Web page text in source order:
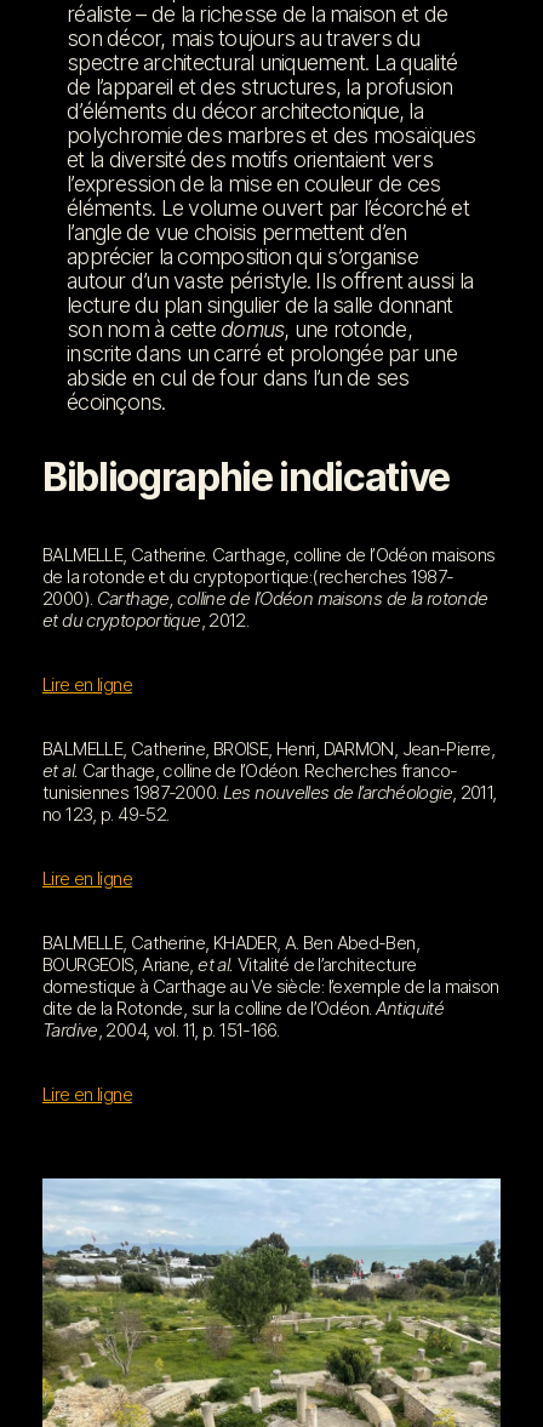
réaliste – de la richesse de la maison et de
son décor, mais toujours au travers du
spectre architectural uniquement. La qualité
de l’appareil et des structures, la profusion
d’éléments du décor architectonique, la
polychromie des marbres et des mosaïques
et la diversité des motifs orientaient vers
l’expression de la mise en couleur de ces
éléments. Le volume ouvert par l’écorché et
l’angle de vue choisis permettent d’en
apprécier la composition qui s’organise
autour d’un vaste péristyle. Ils offrent aussi la
lecture du plan singulier de la salle donnant
son nom à cette domus, une rotonde,
inscrite dans un carré et prolongée par une
abside en cul de four dans l’un de ses
écoinçons.
Bibliographie indicative
BALMELLE, Catherine. Carthage, colline de l’Odéon maisons
de la rotonde et du cryptoportique:(recherches 1987-
2000). Carthage, colline de l’Odéon maisons de la rotonde
et du cryptoportique, 2012.
Lire en ligne
BALMELLE, Catherine, BROISE, Henri, DARMON, Jean-Pierre,
et al. Carthage, colline de l’Odéon. Recherches franco-
tunisiennes 1987-2000. Les nouvelles de l’archéologie, 2011,
no 123, p. 49-52.
Lire en ligne
BALMELLE, Catherine, KHADER, A. Ben Abed-Ben,
BOURGEOIS, Ariane,et al. Vitalité de l’architecture
domestique à Carthage au Ve siècle: l’exemple de la maison
dite de la Rotonde, sur la colline de l’Odéon. Antiquité
Tardive, 2004, vol. 11, p. 151-166.
Lire en ligne